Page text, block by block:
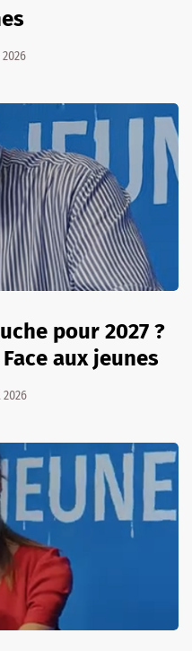
pour 2027 ?
aux jeunes